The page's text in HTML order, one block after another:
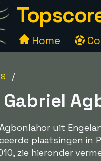
Home
/
Gabriel
uit
plaatsingen in
zie hieronder